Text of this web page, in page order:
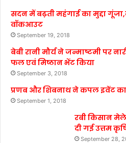
सदन में बढ़ती महंगाई का मुद्दा
वॉकआउट
September 19, 2018
बेबी रानी मौर्य ने जन्माष्टमी पर
फल एवं मिष्ठान भेंट किया
September 3, 2018
प्रणब और शिबनाथ ने कपल इवेंट
September 1, 2018
रबी किसान
दी गई उत्तम
September 28,